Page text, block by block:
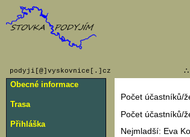
∴
podyji[@]vyskovnice[.]cz
Obecné informace
Trasa
Přihláška
Počet účastníků/
Počet účastníků/
Nejmladší: Eva